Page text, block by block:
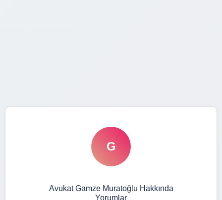
G
Avukat Gamze Muratoğlu Hakkında
Yorumlar